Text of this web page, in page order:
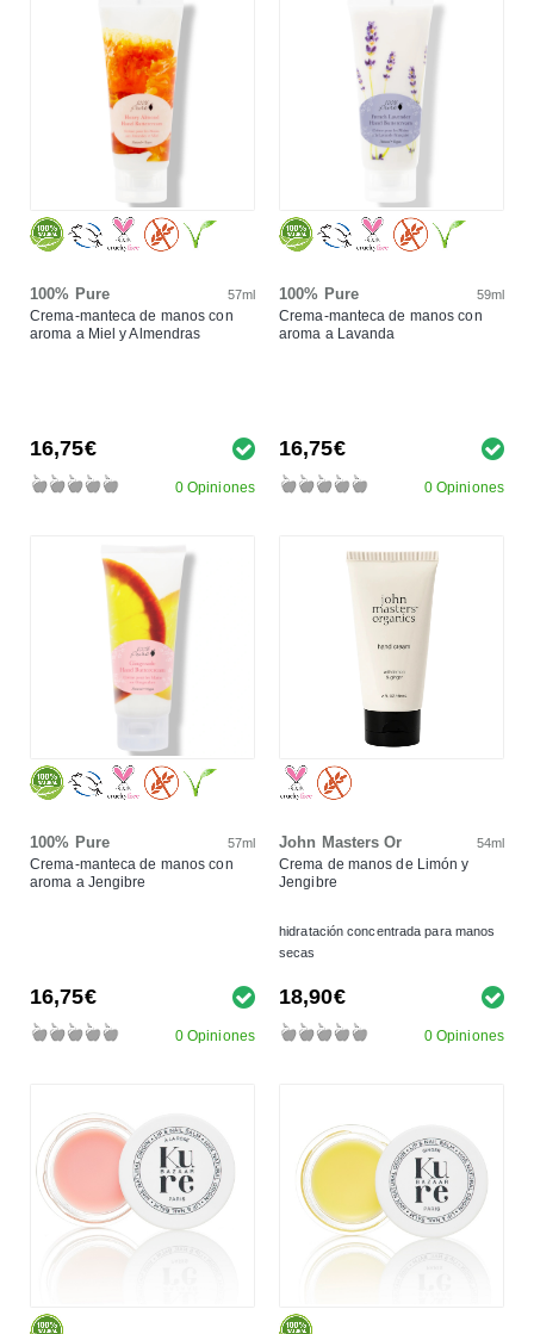
100% Pure 57ml
Crema-manteca de manos con
aroma a Miel y Almendras
16,75€
0 Opiniones
100% Pure 59ml
Crema-manteca de manos con
aroma a Lavanda
16,75€
0 Opiniones
100% Pure 57ml
Crema-manteca de manos con
aroma a Jengibre
16,75€
0 Opiniones
John Masters Or 54ml
Crema de manos de Limón y
Jengibre
hidratación concentrada para manos
secas
18,90€
0 Opiniones